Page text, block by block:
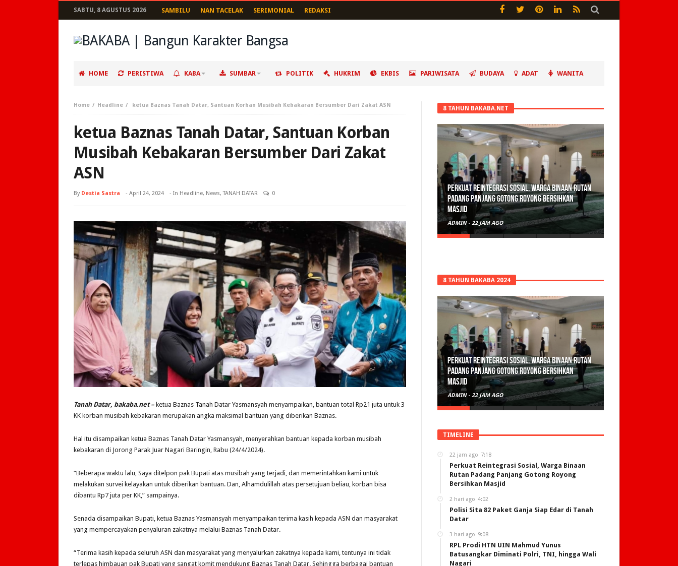
SABTU, 8 AGUSTUS 2026 SAMBILU NAN TACELAK SERIMONIAL REDAKSI
HOME PERISTIWA KABA SUMBAR POLITIK HUKRIM EKBIS PARIWISATA BUDAYA ADAT WANITA
Home Headline ketua Baznas Tanah Datar, Santuan Korban Musibah Kebakaran Bersumber Dari Zakat ASN
ketua Baznas Tanah Datar, Santuan Korban
Musibah Kebakaran Bersumber Dari Zakat
ASN
By Destia Sastra - April 24, 2024 - In Headline, News,TANAH DATAR 0
Tanah Datar, bakaba.net – ketua Baznas Tanah Datar Yasmansyah menyampaikan, bantuan total Rp21 juta untuk 3
KK korban musibah kebakaran merupakan angka maksimal bantuan yang diberikan Baznas.
Hal itu disampaikan ketua Baznas Tanah Datar Yasmansyah, menyerahkan bantuan kepada korban musibah
kebakaran di Jorong Parak Juar Nagari Baringin, Rabu (24/4/2024).
“Beberapa waktu lalu, Saya ditelpon pak Bupati atas musibah yang terjadi, dan memerintahkan kami untuk
melakukan survei kelayakan untuk diberikan bantuan. Dan, Alhamdulillah atas persetujuan beliau, korban bisa
dibantu Rp7 juta per KK,” sampainya.
Senada disampaikan Bupati, ketua Baznas Yasmansyah menyampaikan terima kasih kepada ASN dan masyarakat
yang mempercayakan penyaluran zakatnya melalui Baznas Tanah Datar.
“Terima kasih kepada seluruh ASN dan masyarakat yang menyalurkan zakatnya kepada kami, tentunya ini tidak
terlepas himbauan pak Bupati yang sangat komit mendukung Baznas Tanah Datar. Sehingga berbagai bantuan
8 TAHUN BAKABA.NET
Perkuat Reintegrasi Sosial, Warga Binaan Rutan
Padang Panjang Gotong Royong Bersihkan
Masjid
ADMIN - 22 JAM AGO
8 TAHUN BAKABA 2024
Perkuat Reintegrasi Sosial, Warga Binaan Rutan
Padang Panjang Gotong Royong Bersihkan
Masjid
ADMIN - 22 JAM AGO
TIMELINE
22 jam ago 7:18
Perkuat Reintegrasi Sosial, Warga Binaan
Rutan Padang Panjang Gotong Royong
Bersihkan Masjid
2 hari ago 4:02
Polisi Sita 82 Paket Ganja Siap Edar di Tanah
Datar
3 hari ago 9:08
RPL Prodi HTN UIN Mahmud Yunus
Batusangkar Diminati Polri, TNI, hingga Wali
Nagari